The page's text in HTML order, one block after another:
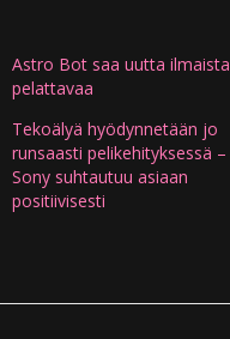
Astro Bot saa uutta ilmaista
pelattavaa
Tekoälyä hyödynnetään jo
runsaasti pelikehityksessä –
Sony suhtautuu asiaan
positiivisesti